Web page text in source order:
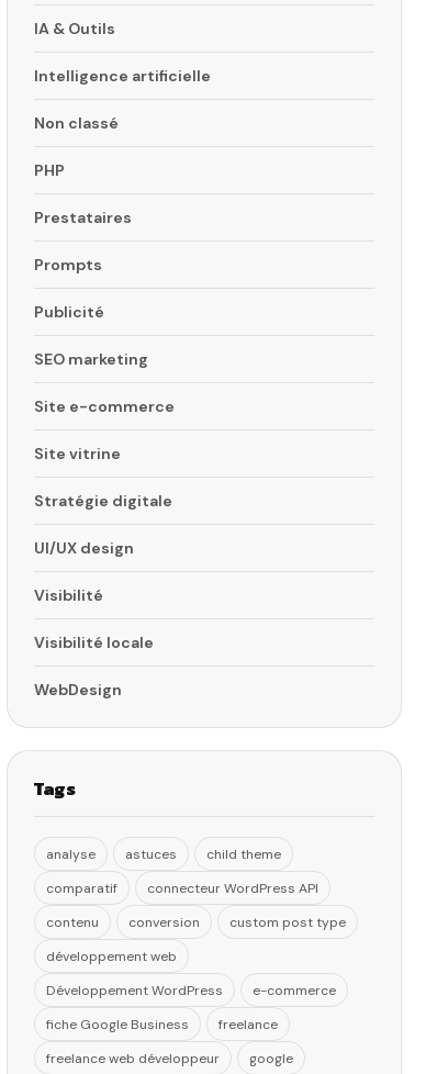
IA & Outils
Intelligence artificielle
Non classé
PHP
Prestataires
Prompts
Publicité
SEO marketing
Site e-commerce
Site vitrine
Stratégie digitale
UI/UX design
Visibilité
Visibilité locale
WebDesign
Tags
analyse astuces
child theme
comparatif
connecteur WordPress API
contenu
conversion
custom post type
développement web
Développement WordPress
e-commerce
fiche Google Business
freelance
freelance web développeur
google